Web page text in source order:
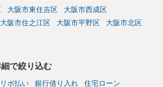
大阪市東住吉区
大阪市西成区
大阪市住之江区 大阪市平野区
大阪市北区
で絞り込む
リボ払い 銀行借り入れ
住宅ローン